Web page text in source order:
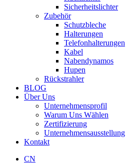
Sicherheitslichter
Zubehör
Schutzbleche
Halterungen
Telefonhalterungen
Kabel
Nabendynamos
Hupen
Rückstrahler
BLOG
Über Uns
Unternehmensprofil
Warum Uns Wählen
Zertifizierung
Unternehmensausstellung
Kontakt
CN